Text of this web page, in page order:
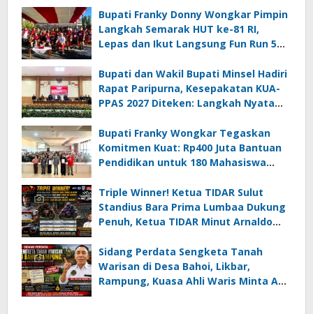
Bupati Franky Donny Wongkar Pimpin
Langkah Semarak HUT ke-81 RI,
Lepas dan Ikut Langsung Fun Run 5
Bupati dan Wakil Bupati Minsel Hadiri
Rapat Paripurna, Kesepakatan KUA-
PPAS 2027 Diteken: Langkah Nyata
Bupati Franky Wongkar Tegaskan
Komitmen Kuat: Rp400 Juta Bantuan
Pendidikan untuk 180 Mahasiswa
Triple Winner! Ketua TIDAR Sulut
Standius Bara Prima Lumbaa Dukung
Penuh, Ketua TIDAR Minut Arnaldo
05 MC JOE Sapu Bersih Tiga Gelar
Juara Umum
Sidang Perdata Sengketa Tanah
Warisan di Desa Bahoi, Likbar,
Rampung, Kuasa Ahli Waris Minta APH